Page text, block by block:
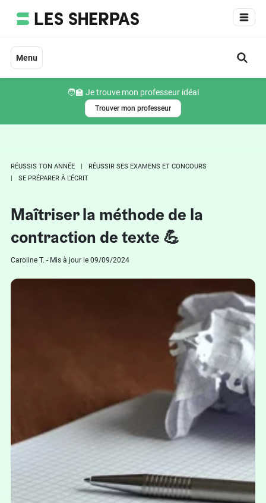
Menu
🧑‍🏫 Je trouve mon professeur idéal
Trouver mon professeur
RÉUSSIS TON ANNÉE
RÉUSSIR SES EXAMENS ET CONCOURS
SE PRÉPARER À L'ÉCRIT
Maîtriser la méthode de la
contraction de texte 💪
Caroline T. - Mis à jour le 09/09/2024